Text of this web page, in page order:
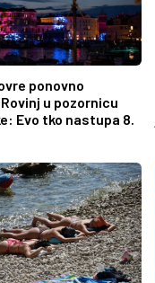
ponovno
u pozornicu
Evo tko nastupa 8.